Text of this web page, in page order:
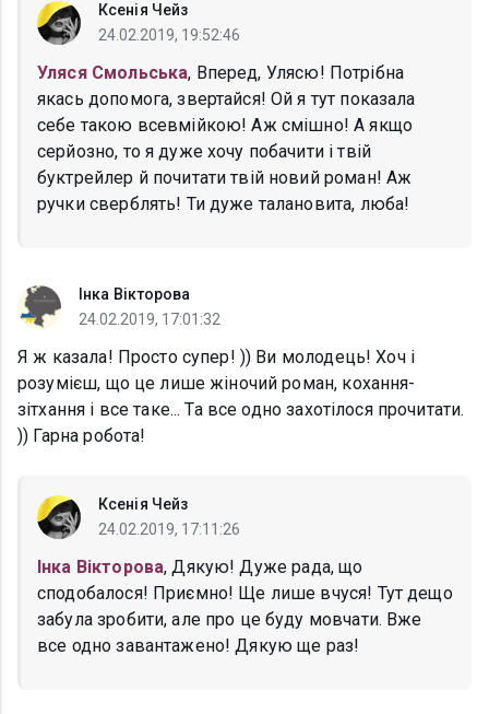
Ксенія Чейз
24.02.2019, 19:52:46
Уляся Смольська, Вперед, Улясю! Потрібна
якась допомога, звертайся! Ой я тут показала
себе такою всевмійкою! Аж смішно! А якщо
серйозно, то я дуже хочу побачити і твій
буктрейлер й почитати твій новий роман! Аж
ручки сверблять! Ти дуже талановита, люба!
Інка Вікторова
24.02.2019, 17:01:32
Я ж казала! Просто супер! )) Ви молодець! Хоч і
розумієш, що це лише жіночий роман, кохання-
зітхання і все таке... Та все одно захотілося прочитати.
)) Гарна робота!
Ксенія Чейз
24.02.2019, 17:11:26
Інка Вікторова, Дякую! Дуже рада, що
сподобалося! Приємно! Ще лише вчуся! Тут дещо
забула зробити, але про це буду мовчати. Вже
все одно завантажено! Дякую ще раз!